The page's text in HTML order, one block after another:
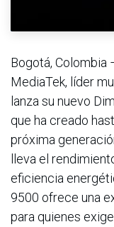
Bogotá, Colombia
MediaTek, líder
lanza su nuevo
que ha creado
próxima
lleva el
eficiencia
9500 ofrece una
para quienes